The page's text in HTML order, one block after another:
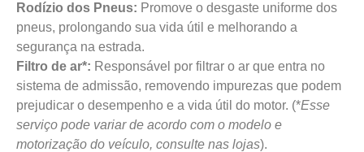
Rodízio dos Pneus: Promove o desgaste uniforme dos
pneus, prolongando sua vida útil e melhorando a
segurança na estrada.
Filtro de ar*: Responsável por filtrar o ar que entra no
sistema de admissão, removendo impurezas que podem
prejudicar o desempenho e a vida útil do motor. (*Esse
serviço pode variar de acordo com o modelo e
motorização do veículo, consulte nas lojas).